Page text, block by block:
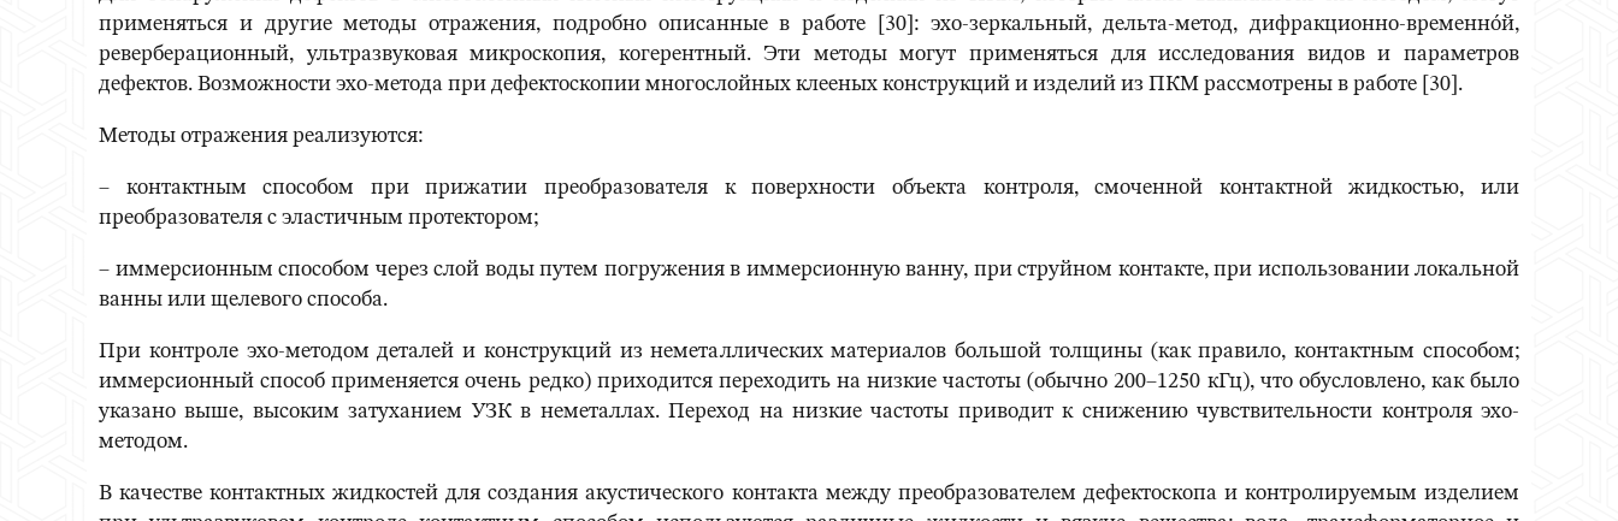
применяться и другие методы отражения, подробно описанные в работе [30]: эхо-зеркальный, дельта-метод, дифракционно-временно́й,
реверберационный, ультразвуковая микроскопия, когерентный. Эти методы могут применяться для исследования видов и параметров
дефектов. Возможности эхо-метода при дефектоскопии многослойных клееных конструкций и изделий из ПКМ рассмотрены в работе [30].
Методы отражения реализуются:
– контактным способом при прижатии преобразователя к поверхности объекта контроля, смоченной контактной жидкостью, или
преобразователя с эластичным протектором;
– иммерсионным способом через слой воды путем погружения в иммерсионную ванну, при струйном контакте, при использовании локальной
ванны или щелевого способа.
При контроле эхо-методом деталей и конструкций из неметаллических материалов большой толщины (как правило, контактным способом;
иммерсионный способ применяется очень редко) приходится переходить на низкие частоты (обычно 200–1250 кГц), что обусловлено, как было
указано выше, высоким затуханием УЗК в неметаллах. Переход на низкие частоты приводит к снижению чувствительности контроля эхо-
методом.
В качестве контактных жидкостей для создания акустического контакта между преобразователем дефектоскопа и контролируемым изделием